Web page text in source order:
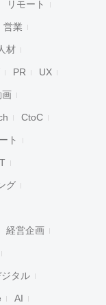
リモート
営業
材
PR UX
画
CtoC
ト
グ
経営企画
タル
AI